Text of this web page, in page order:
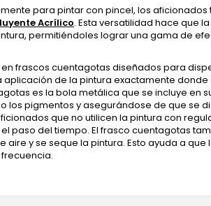
para pintar con pincel, los
Acrílico. Esta versatilidad hace que
permitiéndoles lograr una gama de
frascos cuentagotas diseñados para
de la pintura exactamente
es la bola metálica que se incluye en
los pigmentos y asegurándose de que se
que no utilicen la pintura con
paso del tiempo. El frasco cuentagotas
y se seque la pintura. Esto ayuda a